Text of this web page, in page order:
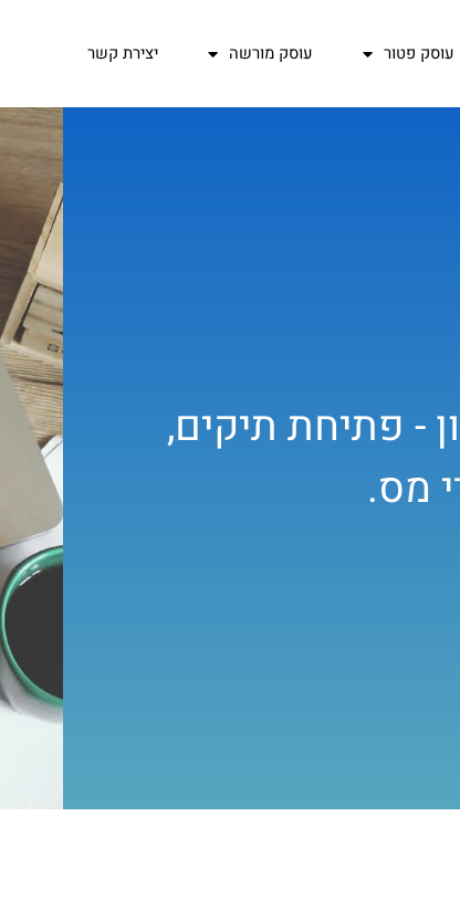
עוסק פטור עוסק מורשה יצירת קשר
- פתיחת תיקים,
מס.